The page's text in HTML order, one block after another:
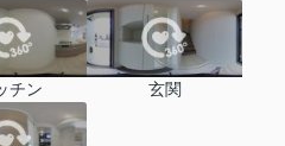
チン 玄関